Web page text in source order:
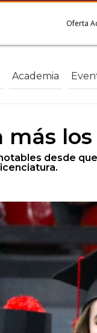
Oferta
Academia
más
desde